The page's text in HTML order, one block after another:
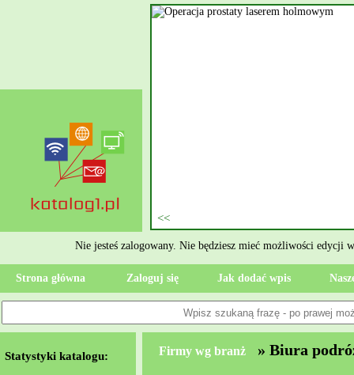
rzetelne układanie płytek
Rzeszów i dbamy o to,
gdy Twoja przestrzeń
przywracając ponownie
Nie jesteś zalogowany. Nie będziesz mieć możliwości edycji
Strona główna Zaloguj się Jak dodać wpis
Statystyki katalogu: Firmy wg branż » Biura